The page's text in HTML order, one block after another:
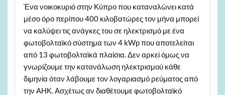
Ένα νοικοκυριό στην Κύπρο που καταναλώνει κατά
μέσο όρο περίπου 400 κιλοβατώρες τον μήνα μπορεί
να καλύψει τις ανάγκες του σε ηλεκτρισμό με ένα
φωτοβολταϊκό σύστημα των 4 kWp που αποτελείται
από 13 φωτοβολταϊκά πλαίσια. Δεν αρκεί όμως να
γνωρίζουμε την κατανάλωση ηλεκτρισμού κάθε
διμηνία όταν λάβουμε τον λογαριασμό ρεύματος από
την ΑΗΚ. Ασχέτως αν διαθέτουμε φωτοβολταϊκό